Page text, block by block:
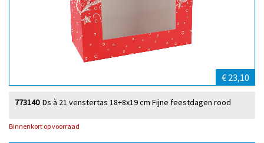
€ 23,10
Ds à 21 venstertas 18+8x19 cm Fijne feestdagen rood
773140
Binnenkort op voorraad